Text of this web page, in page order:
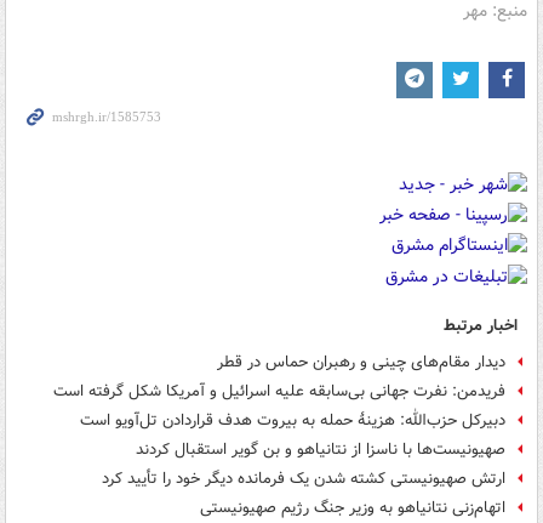
منبع: مهر
اخبار مرتبط
دیدار مقام‌های چینی‌ و رهبران حماس در قطر
فریدمن: نفرت جهانی بی‌سابقه علیه اسرائیل و آمریکا شکل گرفته است
دبیرکل حزب‌الله: هزینۀ حمله به بیروت هدف قراردادن تل‌آویو است
صهیونیست‌ها با ناسزا از نتانیاهو و بن گویر استقبال کردند
ارتش صهیونیستی کشته شدن یک فرمانده دیگر خود را تأیید کرد
اتهام‌زنی نتانیاهو به وزیر جنگ رژیم صهیونیستی